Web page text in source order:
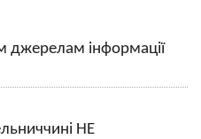
джерелам інформації
НЕ